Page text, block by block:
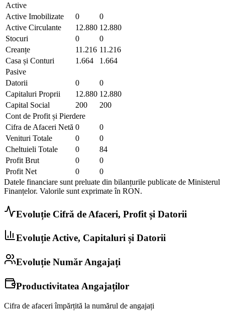
Active
Active Imobilizate
0
0
Active Circulante
12.880 12.880
Stocuri
0
0
Creanțe
11.216 11.216
Casa și Conturi
1.664
1.664
Pasive
Datorii
0
0
Capitaluri Proprii
12.880 12.880
Capital Social
200
200
Cont de Profit și Pierdere
Cifra de Afaceri Netă 0
0
Venituri Totale
0
0
Cheltuieli Totale
0
84
Profit Brut
0
0
Profit Net
0
0
Datele financiare sunt preluate din bilanțurile publicate de Ministerul
Finanțelor. Valorile sunt exprimate în RON.
Evoluție Cifră de Afaceri, Profit și Datorii
Evoluție Active, Capitaluri și Datorii
Evoluție Număr Angajați
Productivitatea Angajaților
Cifra de afaceri împărțită la numărul de angajați